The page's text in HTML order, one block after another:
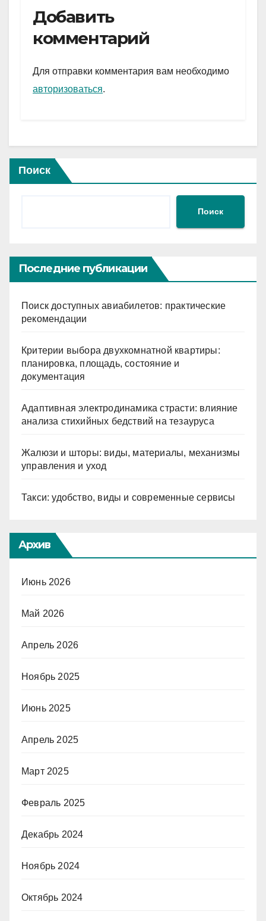
e
gr
a
m
er
s
A
p
и
Добавить
комментарий
Для отправки комментария вам необходимо
авторизоваться.
Поиск
Поиск
Последние публикации
Поиск доступных авиабилетов: практические
рекомендации
Критерии выбора двухкомнатной квартиры:
планировка, площадь, состояние и
документация
Адаптивная электродинамика страсти: влияние
анализа стихийных бедствий на тезауруса
Жалюзи и шторы: виды, материалы, механизмы
управления и уход
Такси: удобство, виды и современные сервисы
Архив
Июнь 2026
Май 2026
Апрель 2026
Ноябрь 2025
Июнь 2025
Апрель 2025
Март 2025
Февраль 2025
Декабрь 2024
Ноябрь 2024
Октябрь 2024